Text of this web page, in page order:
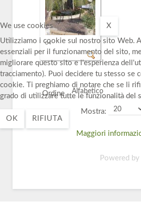
04
Ordine
Mostra:
Powered by
We use cookies
X
Utilizziamo i cookie sul nostro sito Web.
essenziali per il funzionamento del sito,
migliorare questo sito e l'esperienza
tracciamento). Puoi decidere tu stesso se
cookie. Ti preghiamo di notare che se li
grado di utilizzare tutte le funzionalità del
OK
RIFIUTA
Maggiori